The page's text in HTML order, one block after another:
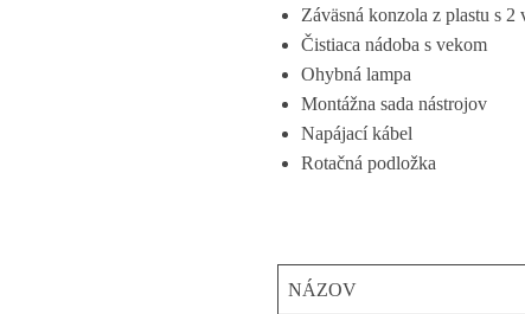
Záväsná konzola z plastu s
Čistiaca nádoba s vekom
Ohybná lampa
Montážna sada nástrojov
Napájací kábel
Rotačná podložka
NÁZOV